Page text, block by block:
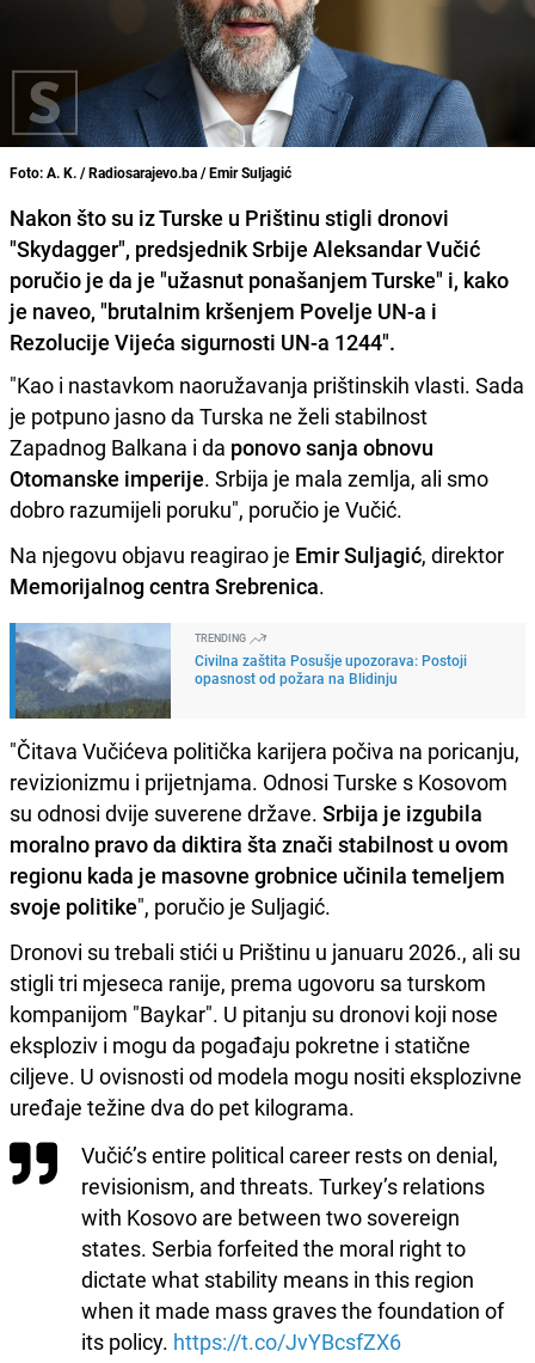
Foto: A. K. / Radiosarajevo.ba / Emir Suljagić
Nakon što su iz Turske u Prištinu stigli dronovi
"Skydagger", predsjednik Srbije Aleksandar Vučić
poručio je da je "užasnut ponašanjem Turske" i, kako
je naveo, "brutalnim kršenjem Povelje UN-a i
Rezolucije Vijeća sigurnosti UN-a 1244".
"Kao i nastavkom naoružavanja prištinskih vlasti. Sada
je potpuno jasno da Turska ne želi stabilnost
Zapadnog Balkana i da ponovo sanja obnovu
Otomanske imperije. Srbija je mala zemlja, ali smo
dobro razumijeli poruku", poručio je Vučić.
Na njegovu objavu reagirao je Emir Suljagić, direktor
Memorijalnog centra Srebrenica.
TRENDING
Civilna zaštita Posušje upozorava: Postoji
opasnost od požara na Blidinju
"Čitava Vučićeva politička karijera počiva na poricanju,
revizionizmu i prijetnjama. Odnosi Turske s Kosovom
su odnosi dvije suverene države. Srbija je izgubila
moralno pravo da diktira šta znači stabilnost u ovom
regionu kada je masovne grobnice učinila temeljem
svoje politike", poručio je Suljagić.
Dronovi su trebali stići u Prištinu u januaru 2026., ali su
stigli tri mjeseca ranije, prema ugovoru sa turskom
kompanijom "Baykar". U pitanju su dronovi koji nose
eksploziv i mogu da pogađaju pokretne i statične
ciljeve. U ovisnosti od modela mogu nositi eksplozivne
uređaje težine dva do pet kilograma.
Vučić’s entire political career rests on denial,
revisionism, and threats. Turkey’s relations
with Kosovo are between two sovereign
states. Serbia forfeited the moral right to
dictate what stability means in this region
when it made mass graves the foundation of
its policy. https://t.co/JvYBcsfZX6